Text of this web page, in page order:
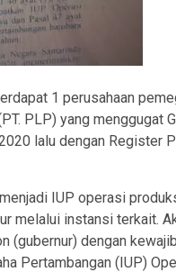
1 perusahaan
PLP) yang menggugat
lalu dengan Register
IUP operasi
melalui instansi terkait.
(gubernur) dengan
Pertambangan (IUP)